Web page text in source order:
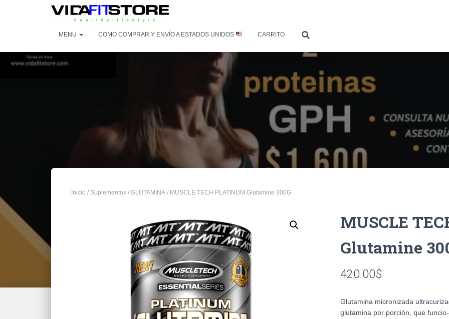
MENU COMO COMPRAR Y ENVÍO A ESTADOS UNIDOS CARRITO
Inicio / Suplementos / GLUTAMINA / MUSCLE TECH PLATINUM Glutamine 300G
MUSCLE
Glutamine
420.00$
Glutamina micronizada
glutamina por porción, que